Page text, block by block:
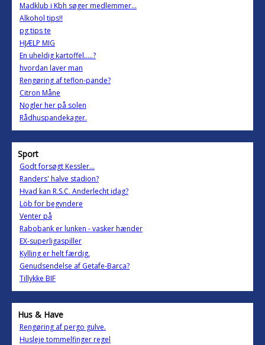
Madklub i Kbh søger medlemmer...
Alkohol tips!!
pg tips te
HJÆLP MIG
En uheldig kartoffel.....?
hvordan laver man
Rengøring af teflon-pande?
Citron Måne
Nogler her på solen
Rådhuspandekager.
Sport
Godt forsøgt Kessler...
Randers' halve stadion?
Hvad kan R.S.C. Anderlecht idag?
Löb for begyndere
Venter på
Rabobank er lunken - vasker hænder
EX-superligaspiller
Kylling er helt færdig.
Genudsendelse af Getafe-Barca?
Tillykke BIF
Hus & Have
Rengøring af pergo gulve.
Husleje tommelfinger regel